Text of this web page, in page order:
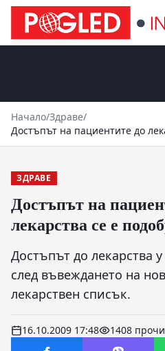
Начало/Здраве/
Достъпът на пациентите до
ЗДРАВЕ
Достъпът на
лекарства се е
Достъпът до лекарства
след въвеждането на
лекарствен списък.
16.10.2009 17:48 1408